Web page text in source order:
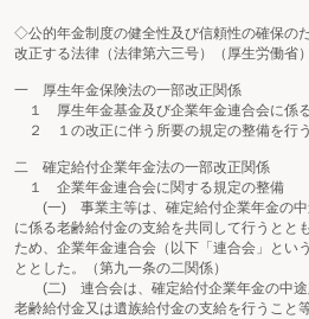
◇公的年金制度の健全性及び信頼性の確保の
改正する法律（法律第六三号）（厚生労働省）
一 厚生年金保険法の一部改正関係
１ 厚生年金基金及び企業年金連合会に係る
２ １の改正に伴う所要の規定の整備を行う
二 確定給付企業年金法の一部改正関係
１ 企業年金連合会に関する規定の整備
(一) 事業主等は、確定給付企業年金の中
に係る老齢給付金の支給を共同して行うとと
ため、企業年金連合会（以下「連合会」とい
ととした。（第九一条の二関係）
(二) 連合会は、確定給付企業年金の中途
老齢給付金又は遺族給付金の支給を行うこと